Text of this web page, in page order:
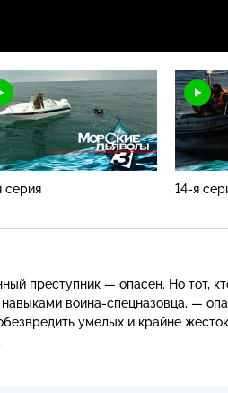
серия 14-я
преступник — опасен. Но тот,
навыками воина-спецназовца, —
умелых и крайне